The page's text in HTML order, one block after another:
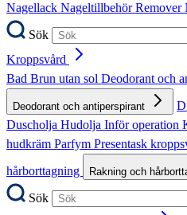
Nagellack NageltillbehörRemover
Sök
Kroppsvård
Bad Brun utan sol Deodorant och
Deodorant och antiperspirant
Duscholja Hudolja Inför operation
hudkräm Parfym Presentask
hårborttagning
Rakning och
Sök